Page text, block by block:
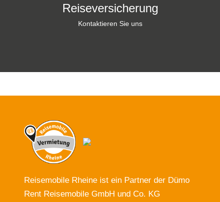
Reiseversicherung
Kontaktieren Sie uns
Reisemobile Rheine ist ein Partner der Dümo
Rent Reisemobile GmbH und Co. KG